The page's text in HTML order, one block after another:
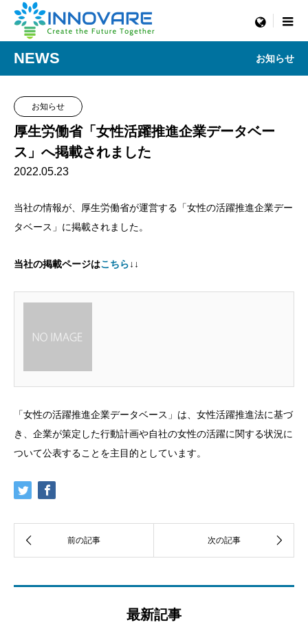
menu
NEWS お知らせ
お知らせ
厚生労働省「女性活躍推進企業データベー
ス」へ掲載されました
2022.05.23
当社の情報が、厚生労働省が運営する「女性の活躍推進企業デー
タベース」に掲載されました。
当社の掲載ページはこちら↓↓
「女性の活躍推進企業データベース」は、女性活躍推進法に基づ
き、企業が策定した行動計画や自社の女性の活躍に関する状況に
ついて公表することを主目的としています。
最新記事